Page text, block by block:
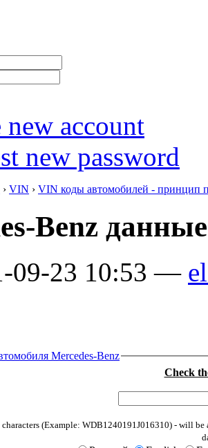
new account
new password
› VIN › VIN коды автомобилей - принцип
Benz
09-23 10:53 —
Mercedes-Benz
Check
characters (Example: WDB1240191J016310) - will